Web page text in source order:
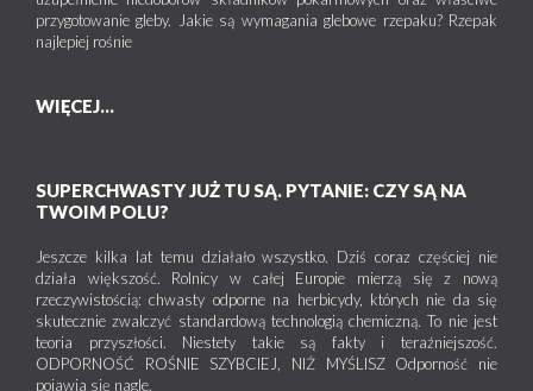
przygotowanie gleby. Jakie są wymagania glebowe rzepaku? Rzepak
najlepiej rośnie
WIĘCEJ...
SUPERCHWASTY JUŻ TU SĄ. PYTANIE: CZY SĄ NA
TWOIM POLU?
Jeszcze kilka lat temu działało wszystko. Dziś coraz częściej nie
działa większość. Rolnicy w całej Europie mierzą się z nową
rzeczywistością: chwasty odporne na herbicydy, których nie da się
skutecznie zwalczyć standardową technologią chemiczną. To nie jest
teoria przyszłości. Niestety takie są fakty i teraźniejszość.
ODPORNOŚĆ ROŚNIE SZYBCIEJ, NIŻ MYŚLISZ Odporność nie
pojawia się nagle.